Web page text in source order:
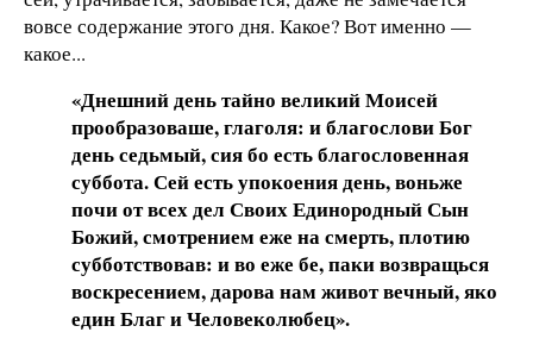
вовсе содержание этого дня. Какое? Вот именно —
какое...
«Днешний день тайно великий Моисей
прообразоваше, глаголя: и благослови Бог
день седьмый, сия бо есть благословенная
суббота. Сей есть упокоения день, воньже
почи от всех дел Своих Единородный Сын
Божий, смотрением еже на смерть, плотию
субботствовав: и во еже бе, паки возвращься
воскресением, дарова нам живот вечный, яко
един Благ и Человеколюбец».